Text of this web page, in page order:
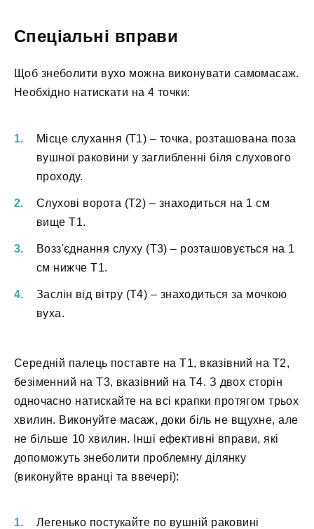
Спеціальні вправи
Щоб знеболити вухо можна виконувати самомасаж.
Необхідно натискати на 4 точки:
Місце слухання (Т1) – точка, розташована поза
вушної раковини у заглибленні біля слухового
проходу.
Слухові ворота (Т2) – знаходиться на 1 см
вище Т1.
Возз'єднання слуху (Т3) – розташовується на 1
см нижче Т1.
Заслін від вітру (Т4) – знаходиться за мочкою
вуха.
Середній палець поставте на Т1, вказівний на Т2,
безіменний на Т3, вказівний на Т4. З двох сторін
одночасно натискайте на всі крапки протягом трьох
хвилин. Виконуйте масаж, доки біль не вщухне, але
не більше 10 хвилин. Інші ефективні вправи, які
допоможуть знеболити проблемну ділянку
(виконуйте вранці та ввечері):
Легенько постукайте по вушній раковині